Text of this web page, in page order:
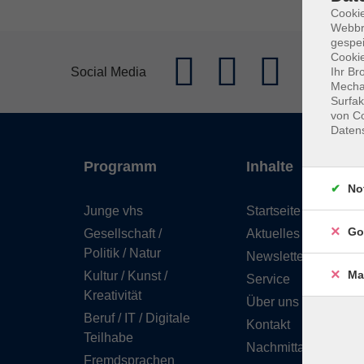
Social Media
Programm
Junge vhs
Gesellschaft /
Politik / Natur
Kultur / Kunst /
Kreativität
Beruf / IT / Digitale
Teilhabe
Fremdsprachen
Inhalte
Startseite
Aktuelles
Newsletter
Service
Über uns
Kontakt
Ihr
von